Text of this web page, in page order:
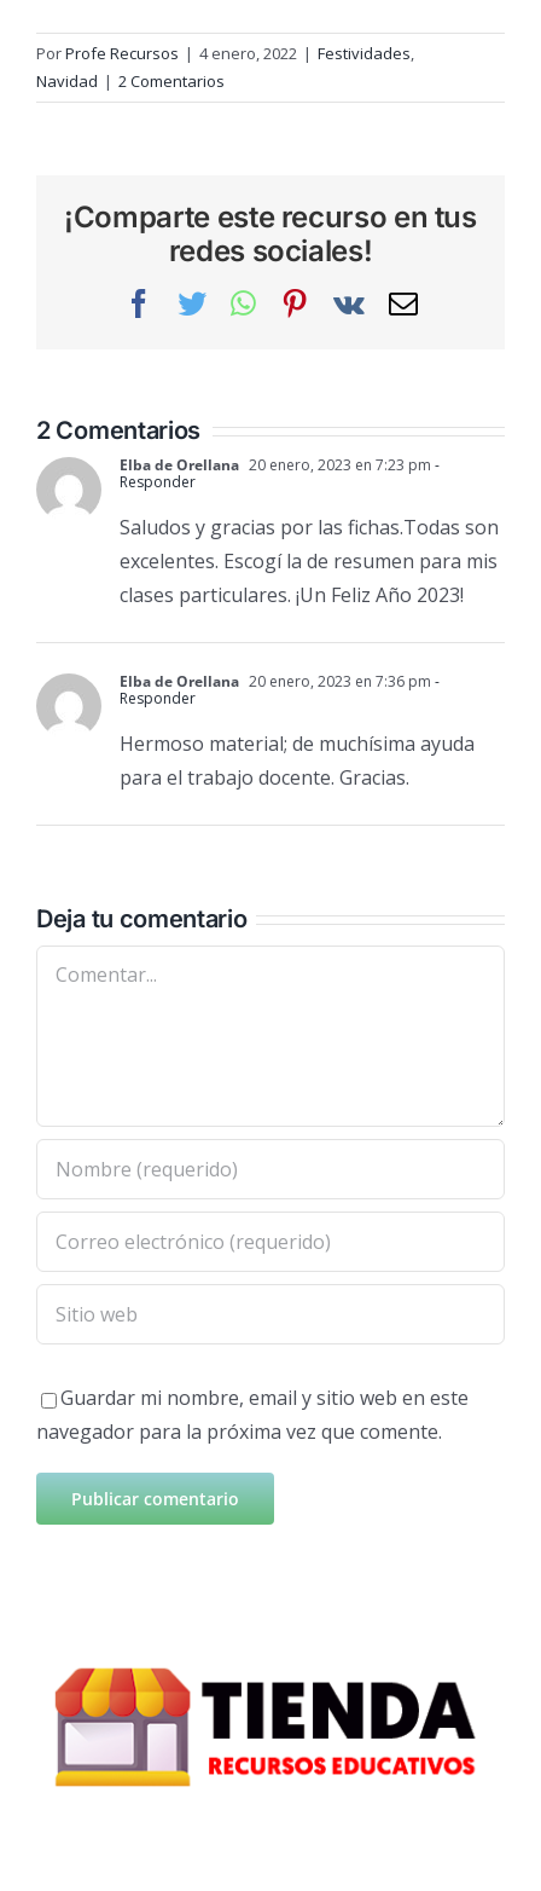
PorProfe Recursos | 4 enero, 2022 | Festividades,
Navidad | 2 Comentarios
¡Comparte este recurso en tus
redes sociales!
Facebook
TwitterWhatsAppPinterest
Vk
Correo
2 Comentarios
Elba de Orellana 20 enero, 2023 en 7:23 pm -
Responder
Saludos y gracias por las fichas.Todas son
excelentes. Escogí la de resumen para mis
clases particulares. ¡Un Feliz Año 2023!
Elba de Orellana 20 enero, 2023 en 7:36 pm -
Responder
Hermoso material; de muchísima ayuda
para el trabajo docente. Gracias.
Deja tu comentario
Comentar
Guardar mi nombre, email y sitio web en este
navegador para la próxima vez que comente.